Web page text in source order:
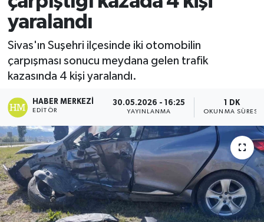
yaralandı
Sivas'ın Suşehri ilçesinde iki otomobilin
çarpışması sonucu meydana gelen trafik
kazasında 4 kişi yaralandı.
HABER MERKEZI
EDITÖR
30.05.2026 - 16:25
YAYINLANMA
1 DK
OKUNMA SÜRESI
Ekonomi
Sağlık
Tokat Haber